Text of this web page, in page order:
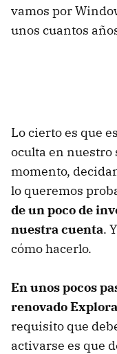
vamos por
unos cuantos
Lo cierto es que
oculta en nuestro
momento,
lo queremos
de un poco de
nuestra cuenta.
cómo hacerlo.
En unos pocos
renovado
requisito que
activarse es que